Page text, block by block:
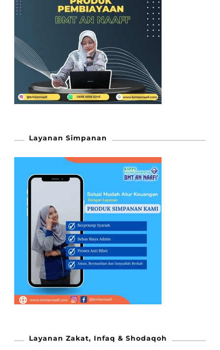
Layanan Simpanan
Layanan Zakat, Infaq & Shodaqoh